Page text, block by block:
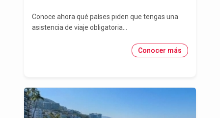
Conoce ahora qué países piden que tengas una
asistencia de viaje obligatoria...
Conocer más